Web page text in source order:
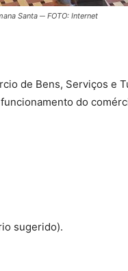
Santa ─ FOTO: Internet
de Bens, Serviços e
do
sugerido).